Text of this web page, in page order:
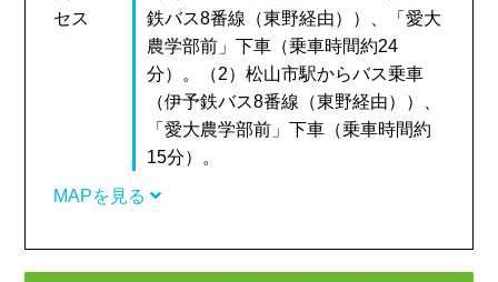
セス
鉄バス8番線（東野経由））、「愛大
農学部前」下車（乗車時間約24
分）。（2）松山市駅からバス乗車
（伊予鉄バス8番線（東野経由））、
「愛大農学部前」下車（乗車時間約
15分）。
MAPを見る